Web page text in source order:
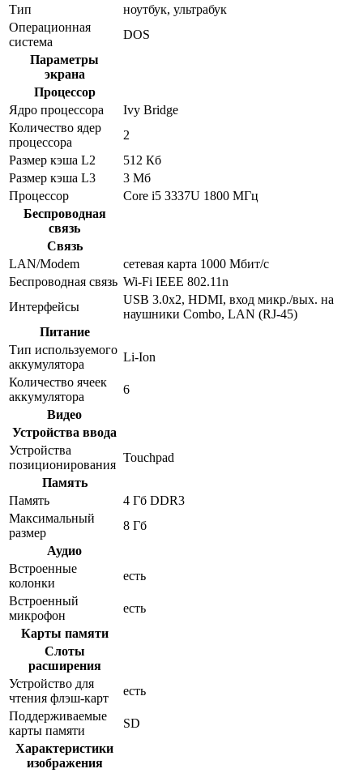
Тип
ноутбук, ультрабук
Операционная
система
DOS
Параметры
экрана
Процессор
Ядро процессора
Ivy Bridge
Количество ядер
процессора
2
Размер кэша L2
512 Кб
Размер кэша L3
3 Мб
Процессор
Core i5 3337U 1800 МГц
Беспроводная
связь
Связь
LAN/Modem
сетевая карта 1000 Мбит/c
Беспроводная связь Wi-Fi IEEE 802.11n
Интерфейсы
USB 3.0x2, HDMI, вход микр./вых. на
наушники Combo, LAN (RJ-45)
Питание
Тип используемого
аккумулятора
Li-Ion
Количество ячеек
аккумулятора
6
Видео
Устройства ввода
Устройства
позиционирования
Touchpad
Память
Память
4 Гб DDR3
Максимальный
размер
8 Гб
Аудио
Встроенные
колонки
есть
Встроенный
микрофон
есть
Карты памяти
Слоты
расширения
Устройство для
чтения флэш-карт
есть
Поддерживаемые
карты памяти
SD
Характеристики
изображения